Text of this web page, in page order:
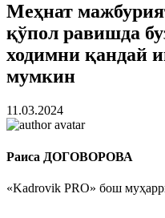
Меҳнат
қўпол равишда
ходимни қандай
мумкин
11.03.2024
Раиса ДОГОВОРОВА
«Kadrovik PRO» бош